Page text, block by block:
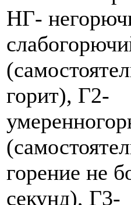
НГ-
горит), Г2-
горение не
секунд), Г3-